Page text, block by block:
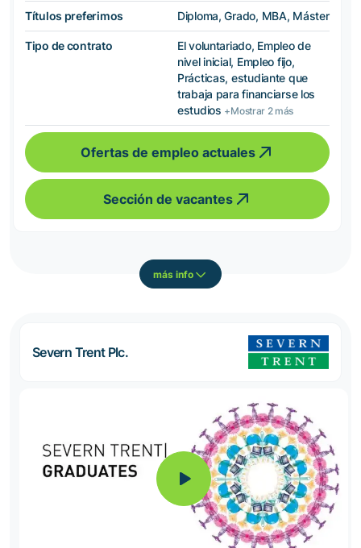
Títulos preferimos Diploma, Grado, MBA, Máster
Tipo de contrato
El voluntariado, Empleo de
nivel inicial, Empleo fijo,
Prácticas, estudiante que
trabaja para financiarse los
estudios +Mostrar 2 más
Ofertas de empleo actuales
Sección de vacantes
más info
Severn Trent Plc.